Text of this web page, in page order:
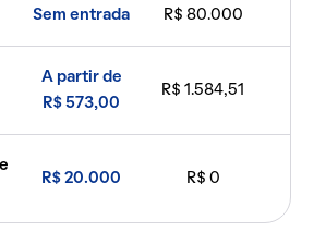
Sem entrada R$ 80.000
A partir de
R$ 573,00
R$ 1.584,51
R$ 20.000 R$ 0